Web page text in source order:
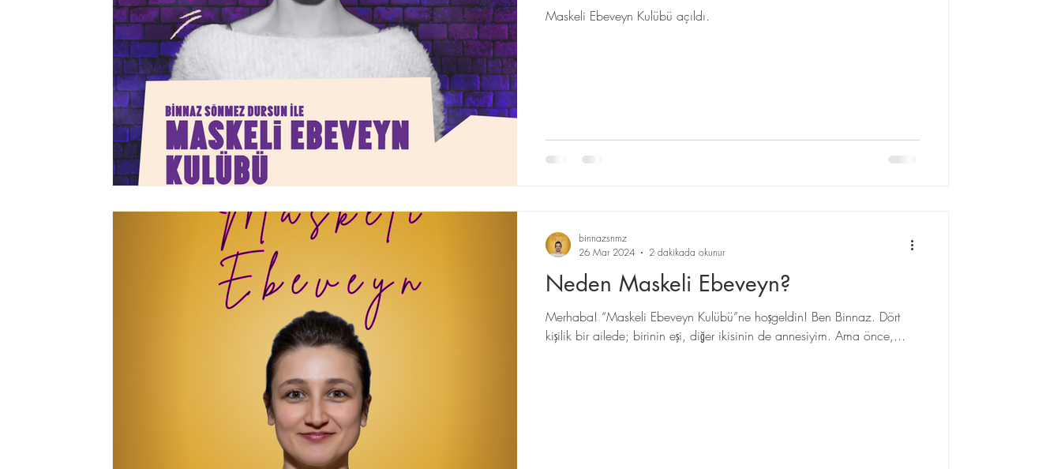
Maskeli Ebeveyn Kulübü açıldı.
Neden Maskeli Ebeveyn?
Merhaba! “Maskeli Ebeveyn Kulübü”ne hoşgeldin! Ben Binnaz. Dört
kişilik bir ailede; birinin eşi, diğer ikisinin de annesiyim. Ama önce,...
binnazsnmz
26 Mar 2024
2 dakikada okunur